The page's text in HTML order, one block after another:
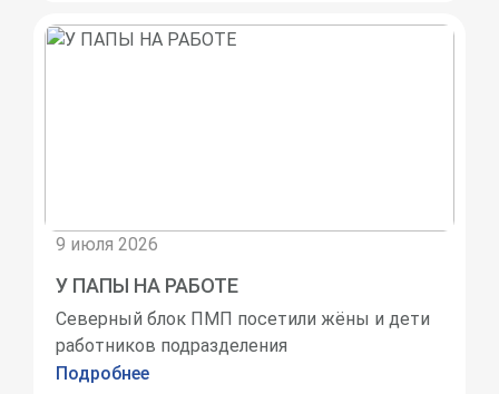
9 июля 2026
У ПАПЫ НА РАБОТЕ
Северный блок ПМП посетили жёны и дети
работников подразделения
Подробнее